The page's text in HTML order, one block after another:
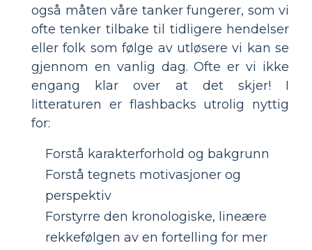
også måten våre tanker fungerer, som vi
ofte tenker tilbake til tidligere hendelser
eller folk som følge av utløsere vi kan se
gjennom en vanlig dag. Ofte er vi ikke
engang klar over at det skjer! I
litteraturen er flashbacks utrolig nyttig
for:
Forstå karakterforhold og bakgrunn
Forstå tegnets motivasjoner og
perspektiv
Forstyrre den kronologiske, lineære
rekkefølgen av en fortelling for mer